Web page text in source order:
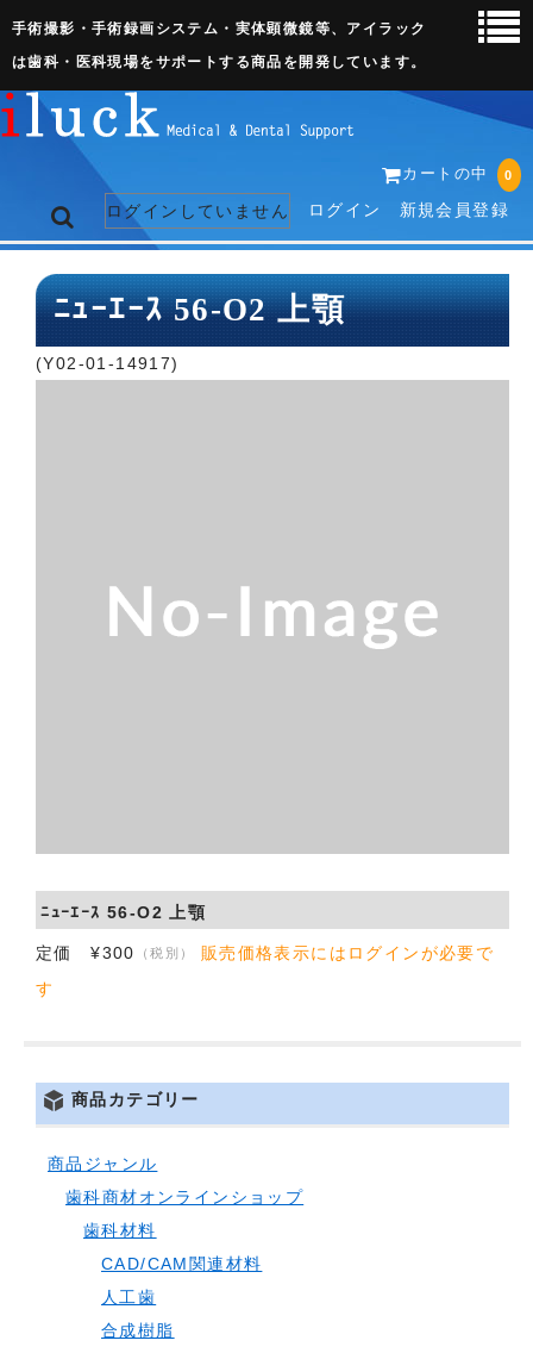
手術撮影・手術録画システム・実体顕微鏡等、アイラック
は歯科・医科現場をサポートする商品を開発しています。
カートの中 0
ログインしていません ログイン 新規会員登録
トップページ
お問い合わせ
ﾆｭｰｴｰｽ 56-O2 上顎
(Y02-01-14917)
ﾆｭｰｴｰｽ 56-O2 上顎
定価 ¥300 （税別）
販売価格表示にはログインが必要で
す
商品カテゴリー
商品ジャンル
歯科商材オンラインショップ
歯科材料
CAD/CAM関連材料
人工歯
合成樹脂